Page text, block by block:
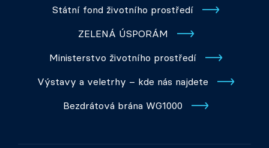
Státní fond životního prostředí
ZELENÁ ÚSPORÁM
Ministerstvo životního prostředí
Výstavy a veletrhy – kde nás najdete
Bezdrátová brána WG1000